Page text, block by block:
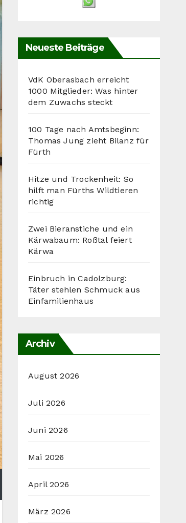
Neueste Beiträge
VdK Oberasbach erreicht
1000 Mitglieder: Was hinter
dem Zuwachs steckt
100 Tage nach Amtsbeginn:
Thomas Jung zieht Bilanz für
Fürth
Hitze und Trockenheit: So
hilft man Fürths Wildtieren
richtig
Zwei Bieranstiche und ein
Kärwabaum: Roßtal feiert
Kärwa
Einbruch in Cadolzburg:
Täter stehlen Schmuck aus
Einfamilienhaus
Archiv
August 2026
Juli 2026
Juni 2026
Mai 2026
April 2026
März 2026